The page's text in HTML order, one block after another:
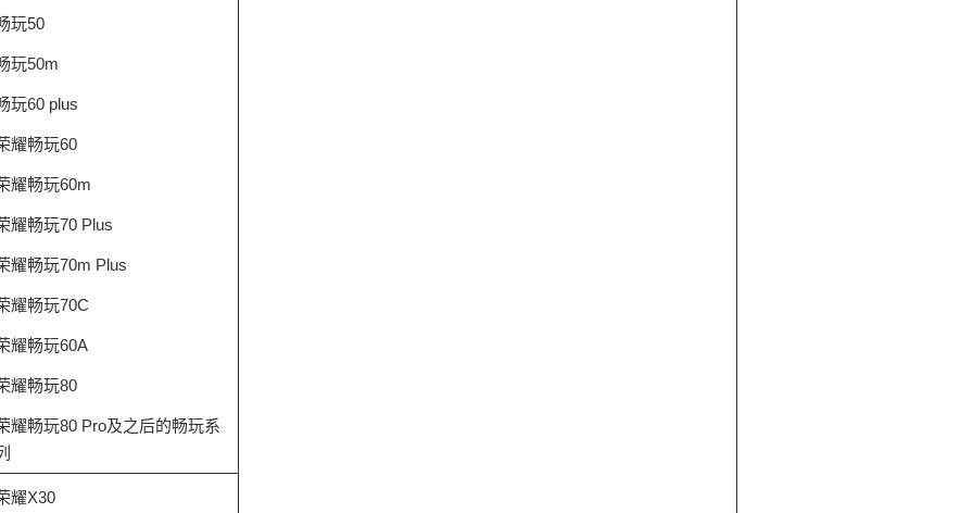
玩50
玩50m
玩60 plus
耀畅玩60
耀畅玩60m
耀畅玩70 Plus
耀畅玩70m Plus
耀畅玩70C
耀畅玩60A
耀畅玩80
耀畅玩80 Pro及之后的畅玩系
耀X30